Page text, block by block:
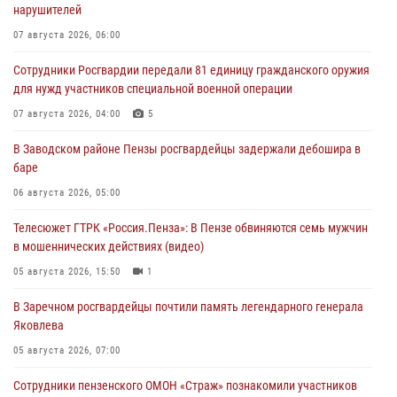
нарушителей
07 августа 2026, 06:00
Сотрудники Росгвардии передали 81 единицу гражданского оружия
для нужд участников специальной военной операции
07 августа 2026, 04:00 5
В Заводском районе Пензы росгвардейцы задержали дебошира в
баре
06 августа 2026, 05:00
Телесюжет ГТРК «Россия.Пенза»: В Пензе обвиняются семь мужчин
в мошеннических действиях (видео)
05 августа 2026, 15:50 1
В Заречном росгвардейцы почтили память легендарного генерала
Яковлева
05 августа 2026, 07:00
Сотрудники пензенского ОМОН «Страж» познакомили участников